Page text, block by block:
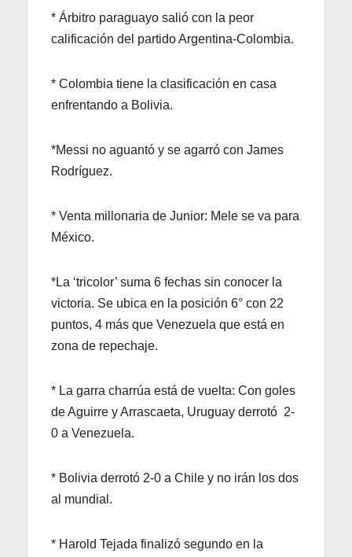
* Árbitro paraguayo salió con la peor
calificación del partido Argentina-Colombia.
* Colombia tiene la clasificación en casa
enfrentando a Bolivia.
*Messi no aguantó y se agarró con James
Rodríguez.
* Venta millonaria de Junior: Mele se va para
México.
*La ‘tricolor’ suma 6 fechas sin conocer la
victoria. Se ubica en la posición 6° con 22
puntos, 4 más que Venezuela que está en
zona de repechaje.
* La garra charrúa está de vuelta: Con goles
de Aguirre y Arrascaeta, Uruguay derrotó 2-
0 a Venezuela.
* Bolivia derrotó 2-0 a Chile y no irán los dos
al mundial.
* Harold Tejada finalizó segundo en la